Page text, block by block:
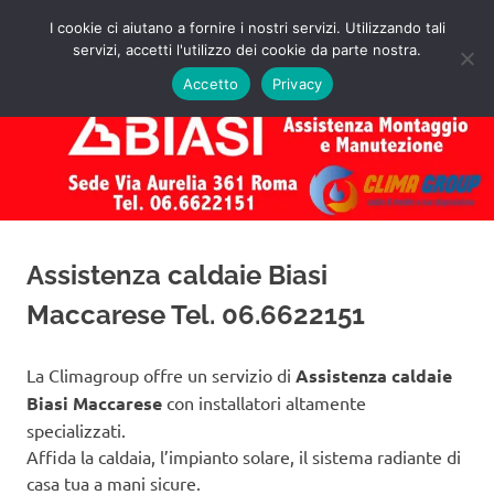
Assistenza
Caldaie
Biasi
Roma
Preventivo!
MENU
Assistenza caldaie Biasi
Maccarese Tel. 06.6622151
La Climagroup offre un servizio di Assistenza caldaie
Biasi Maccarese con installatori altamente
specializzati.
Affida la caldaia, l’impianto solare, il sistema radiante di
casa tua a mani sicure.
I cookie ci aiutano a fornire i nostri servizi. Utilizzando tali
servizi, accetti l'utilizzo dei cookie da parte nostra.
Accetto
Privacy